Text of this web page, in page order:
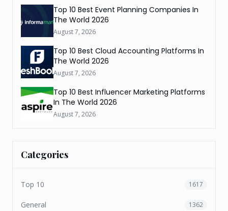
Top 10 Best Event Planning Companies In
The World 2026
August 7, 2026
Top 10 Best Cloud Accounting Platforms In
The World 2026
August 7, 2026
Top 10 Best Influencer Marketing Platforms
In The World 2026
August 7, 2026
Categories
Top 10 1617
General 1362